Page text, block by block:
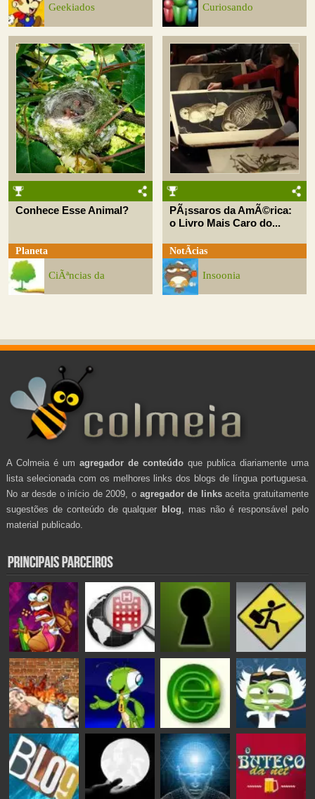
Geekiados Curiosando
Conhece Esse Animal?
Planeta
CiÃªncias da
PÃ¡ssaros da AmÃ©rica:
o Livro Mais Caro do...
NotÃ­cias
Insoonia
A Colmeia é um agregador de conteúdo que publica diariamente uma
lista selecionada com os melhores links dos blogs de língua portuguesa.
No ar desde o início de 2009, o agregador de linksaceita gratuitamente
sugestões de conteúdo de qualquer blog , mas não é responsável pelo
material publicado.